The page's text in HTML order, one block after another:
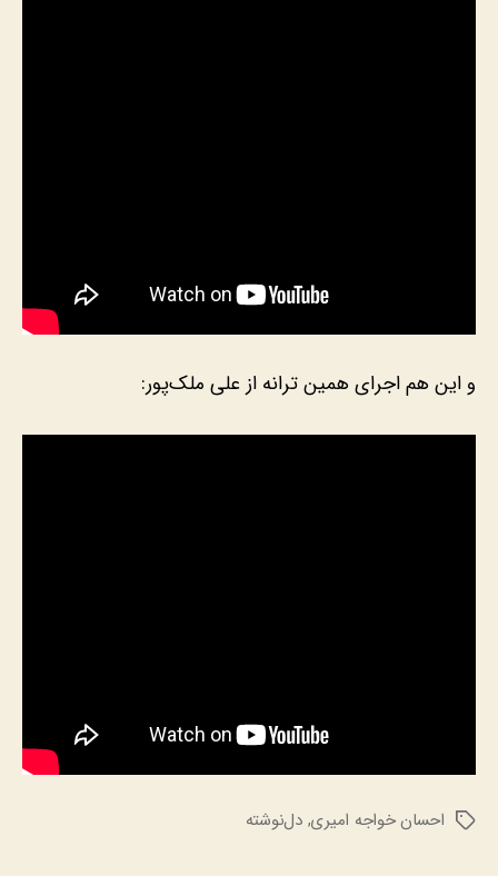
و این هم اجرای همین ترانه از علی ملک‌پور:
برچسب‌هااحسان خواجه امیری,دل‌نوشته